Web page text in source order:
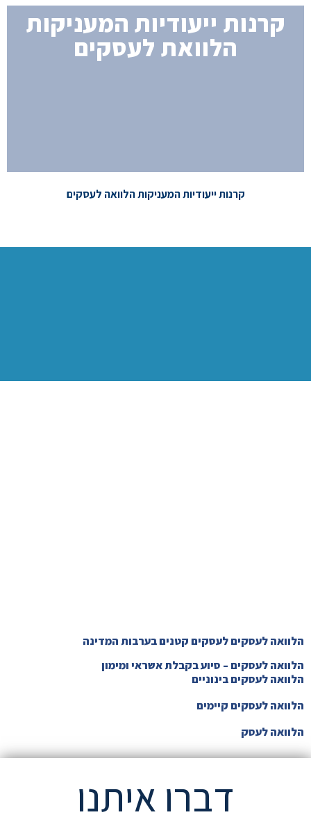
קרנות ייעודיות המעניקות
הלוואת לעסקים
קרנות ייעודיות המעניקות הלוואה לעסקים
הלוואה לעסקים לעסקים קטנים בערבות המדינה
הלוואה לעסקים – סיוע בקבלת אשראי ומימון
הלוואה לעסקים בינוניים
הלוואה לעסקים קיימים
הלוואה לעסק
דברו איתנו